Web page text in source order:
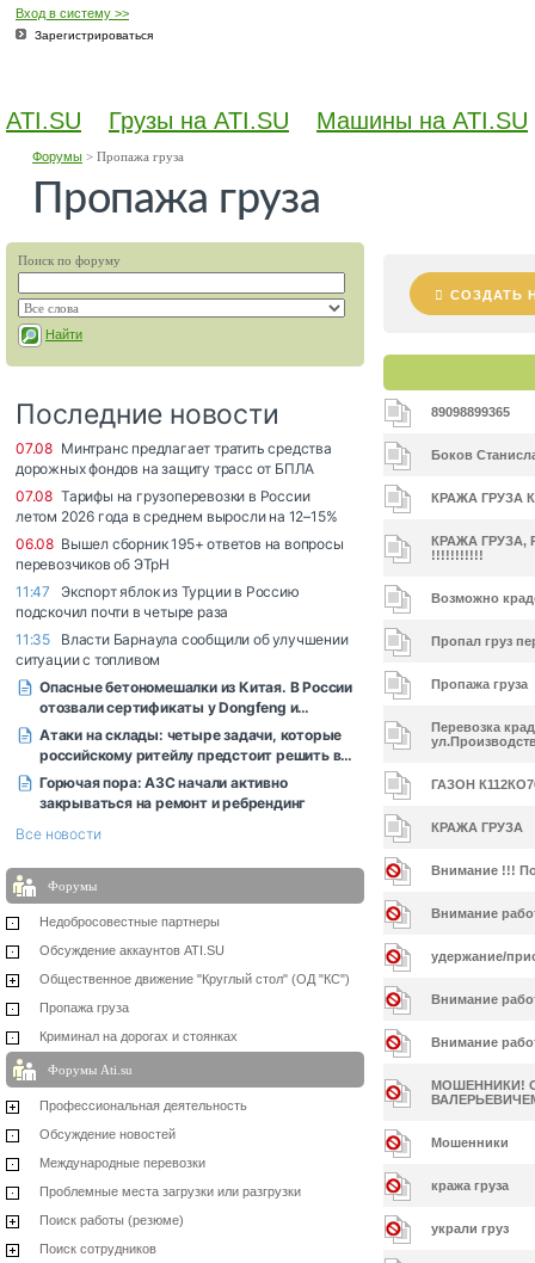
Вход в систему >>
Зарегистрироваться
ATI.SU Грузы на ATI.SU Машины на ATI.SU
Пропажа груза
Форумы > Пропажа груза
Поиск по форуму
Найти
Форумы
Недобросовестные партнеры
Обсуждение аккаунтов ATI.SU
Общественное движение "Круглый стол" (ОД "КС")
Пропажа груза
Криминал на дорогах и стоянках
Форумы Ati.su
Профессиональная деятельность
Обсуждение новостей
Международные перевозки
Проблемные места загрузки или разгрузки
Поиск работы (резюме)
Поиск сотрудников
СОЗДАТЬ
89098899365
Боков
КРАЖА ГРУЗА
КРАЖА ГРУЗА,
!!!!!!!!!!!
Возможно
Пропал груз
Пропажа груза
Перевозка
ГАЗОН
КРАЖА ГРУЗА
Внимание !!!
Внимание
удержание/
Внимание
Внимание
МОШЕННИКИ!
ВАЛЕРЬЕВИЧЕМ
Мошенники
кража груза
украли груз